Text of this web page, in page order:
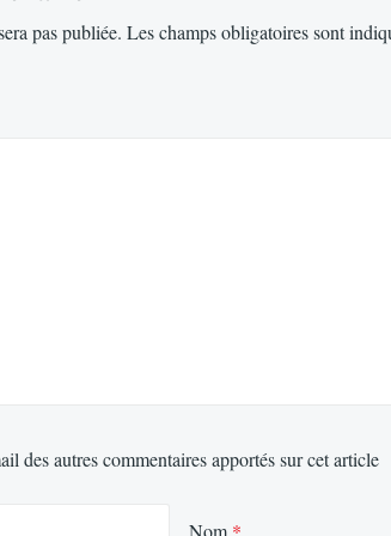
pas publiée. Les champs obligatoires sont
des autres commentaires apportés sur cet article
Nom *